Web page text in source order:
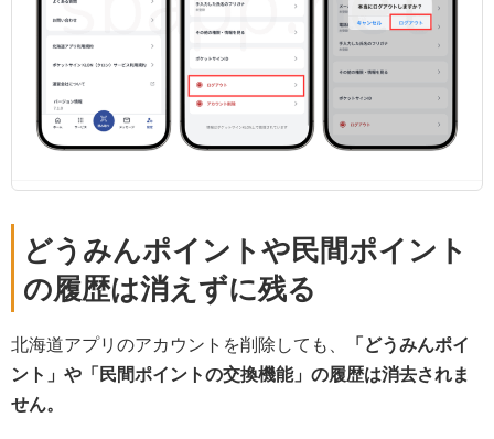
どうみんポイントや民間ポイント
の履歴は消えずに残る
北海道アプリのアカウントを削除しても、
「どうみんポイ
ント」や「民間ポイントの交換機能」の履歴は消去されま
せん。